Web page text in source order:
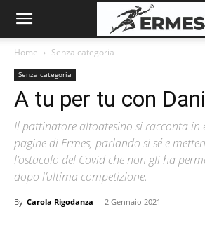
Home Senza categoria
Senza categoria
A tu per tu con
Il pattinatore altoatesino si racconta in
pagine di Ermes, parlando si sé e
l’ostacolo del Covid che non gli ha
dopo l’ultima competizione.
By Carola Rigodanza - 2 Gennaio 2021